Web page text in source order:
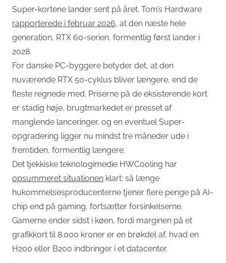
Super-kortene lander sent på året. Tom’s Hardware
rapporterede i februar 2026, at den næste hele
generation, RTX 60-serien, formentlig først lander i
2028.
For danske PC-byggere betyder det, at den
nuværende RTX 50-cyklus bliver længere, end de
fleste regnede med. Priserne på de eksisterende kort
er stadig høje, brugtmarkedet er presset af
manglende lanceringer, og en eventuel Super-
opgradering ligger nu mindst tre måneder ude i
fremtiden, formentlig længere.
Det tjekkiske teknologimedie HWCooling har
opsummeret situationen klart: så længe
hukommelsesproducenterne tjener flere penge på AI-
chip end på gaming, fortsætter forsinkelserne.
Gamerne ender sidst i køen, fordi marginen på et
grafikkort til 8.000 kroner er en brøkdel af, hvad en
H200 eller B200 indbringer i et datacenter.